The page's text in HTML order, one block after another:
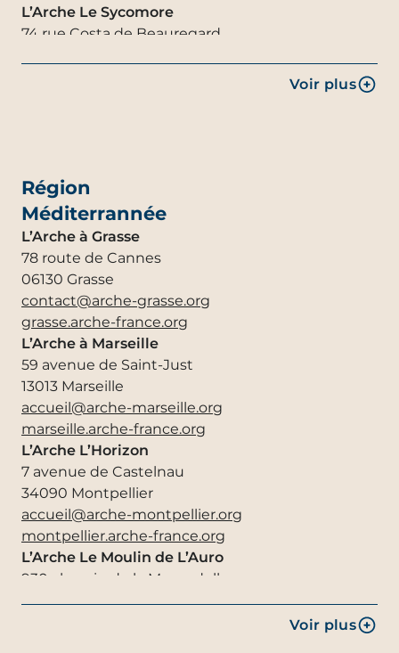
L’Arche Le Sycomore
74 rue Costa de Beauregard
contact@arche-lavallee.org
la-vallee.arche-france.org
L’Arche en Pays Comtois
27 rue Pasteur
39100 Dole
contact@archepayscomtois.org
pays-comtois.arche-france.org
L’Arche en Haute-Savoie
12 rue de la Voûte
74290 Veyrier-du-Lac
accueil@arche-hautesavoie.org
haute-savoie.arche-france.org
L’Arche à Clermont-Ferrand
14 rue d’Alsace
63000 Clermont-Ferrand
contact@arche-clermontferrand.org
clermont-ferrand.arche-france.org
Voir plus
Région
Méditerrannée
L’Arche à Grasse
78 route de Cannes
06130 Grasse
contact@arche-grasse.org
grasse.arche-france.org
L’Arche à Marseille
59 avenue de Saint-Just
13013 Marseille
accueil@arche-marseille.org
marseille.arche-france.org
L’Arche L’Horizon
7 avenue de Castelnau
34090 Montpellier
accueil@arche-montpellier.org
montpellier.arche-france.org
L’Arche Le Moulin de L’Auro
930 chemin de la Muscadelle
84800 l’isle-sur-sorgue
secretariat@arche-lemoulindelauro.orgVoir plus